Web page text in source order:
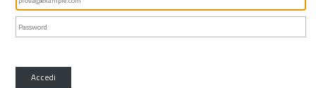
Accedi